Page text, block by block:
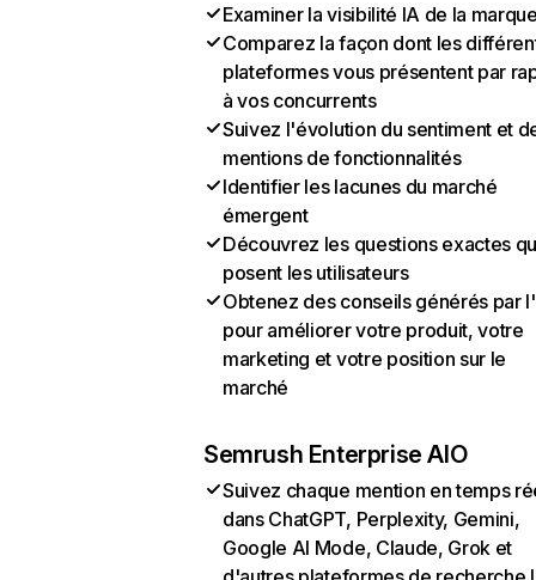
Examiner la visibilité IA de la
Comparez la façon dont les
plateformes vous présentent par
à vos concurrents
Suivez l'évolution du sentiment et
mentions de fonctionnalités
Identifier les lacunes du marché
émergent
Découvrez les questions exactes
posent les utilisateurs
Obtenez des conseils générés par
pour améliorer votre produit, votre
marketing et votre position sur le
marché
Semrush Enterprise AIO
Suivez chaque mention en temps
dans ChatGPT, Perplexity, Gemini,
Google AI Mode, Claude, Grok et